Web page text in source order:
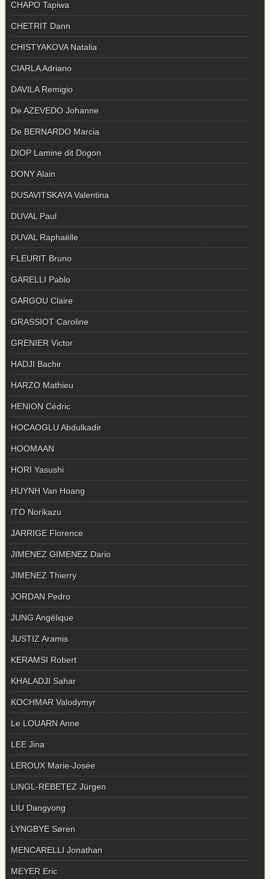
CHAPO Tapiwa
CHETRIT Dann
CHISTYAKOVA Natalia
CIARLA Adriano
DAVILA Remigio
De AZEVEDO Johanne
De BERNARDO Marcia
DIOP Lamine dit Dogon
DONY Alain
DUSAVITSKAYA Valentina
DUVAL Paul
DUVAL Raphaëlle
FLEURIT Bruno
GARELLI Pablo
GARGOU Claire
GRASSIOT Caroline
GRENIER Victor
HADJI Bachir
HARZO Mathieu
HENION Cédric
HOCAOGLU Abdulkadir
HOOMAAN
HORI Yasushi
HUYNH Van Hoang
ITO Norikazu
JARRIGE Florence
JIMENEZ GIMENEZ Dario
JIMENEZ Thierry
JORDAN Pedro
JUNG Angélique
JUSTIZ Aramis
KERAMSI Robert
KHALADJI Sahar
KOCHMAR Valodymyr
Le LOUARN Anne
LEE Jina
LEROUX Marie-Josée
LINGL-REBETEZ Jürgen
LIU Dangyong
LYNGBYE Søren
MENCARELLI Jonathan
MEYER Eric